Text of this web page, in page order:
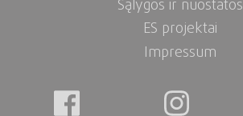
Sąlygos ir nuostatos
ES projektai
Impressum